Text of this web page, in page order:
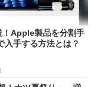
！Apple製品を分割手
入手する方法とは？